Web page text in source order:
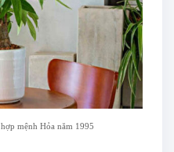
mệnh Hỏa năm 1995